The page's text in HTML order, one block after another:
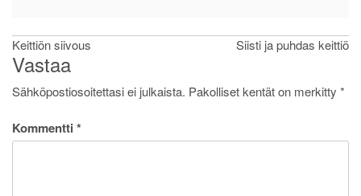
Artikkelien
selaus
Keittiön siivous Siisti ja puhdas keittiö
Vastaa
Sähköpostiosoitettasi ei julkaista. Pakolliset kentät on merkitty *
Kommentti *